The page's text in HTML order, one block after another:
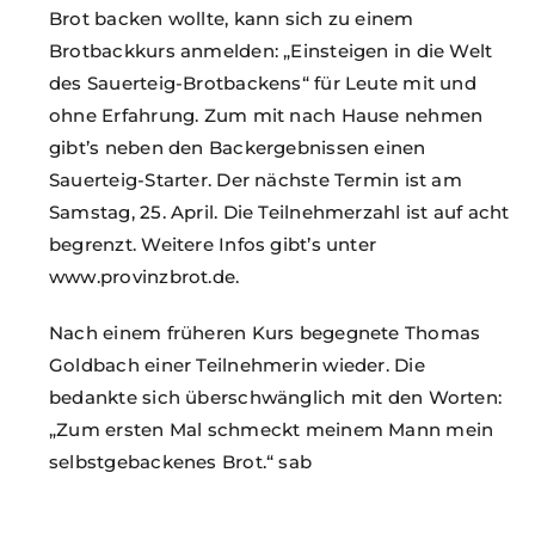
Brot backen wollte, kann sich zu einem
Brotbackkurs anmelden: „Einsteigen in die Welt
des Sauerteig-Brotbackens“ für Leute mit und
ohne Erfahrung. Zum mit nach Hause nehmen
gibt’s neben den Backergebnissen einen
Sauerteig-Starter. Der nächste Termin ist am
Samstag, 25. April. Die Teilnehmerzahl ist auf acht
begrenzt. Weitere Infos gibt’s unter
www.provinzbrot.de.
Nach einem früheren Kurs begegnete Thomas
Goldbach einer Teilnehmerin wieder. Die
bedankte sich überschwänglich mit den Worten:
„Zum ersten Mal schmeckt meinem Mann mein
selbstgebackenes Brot.“ sab